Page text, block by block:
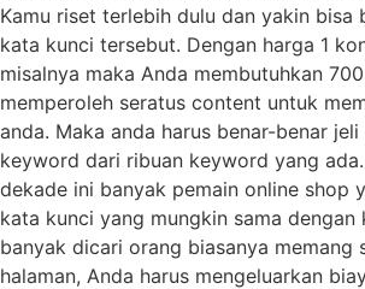
Kamu riset terlebih dulu dan yakin bisa
kata kunci tersebut. Dengan harga 1
misalnya maka Anda membutuhkan
memperoleh seratus content untuk
anda. Maka anda harus benar-benar jeli
keyword dari ribuan keyword yang
dekade ini banyak pemain online shop
kata kunci yang mungkin sama
banyak dicari orang biasanya memang
halaman, Anda harus mengeluarkan